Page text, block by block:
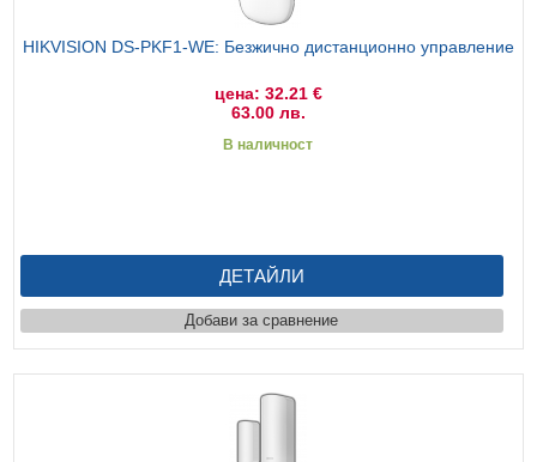
HIKVISION DS-PKF1-WE: Безжично дистанционно управление
цена: 32.21 €
63.00 лв.
В наличност
ДЕТАЙЛИ
Добави за сравнение